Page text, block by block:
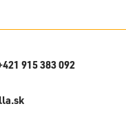
915 383 092